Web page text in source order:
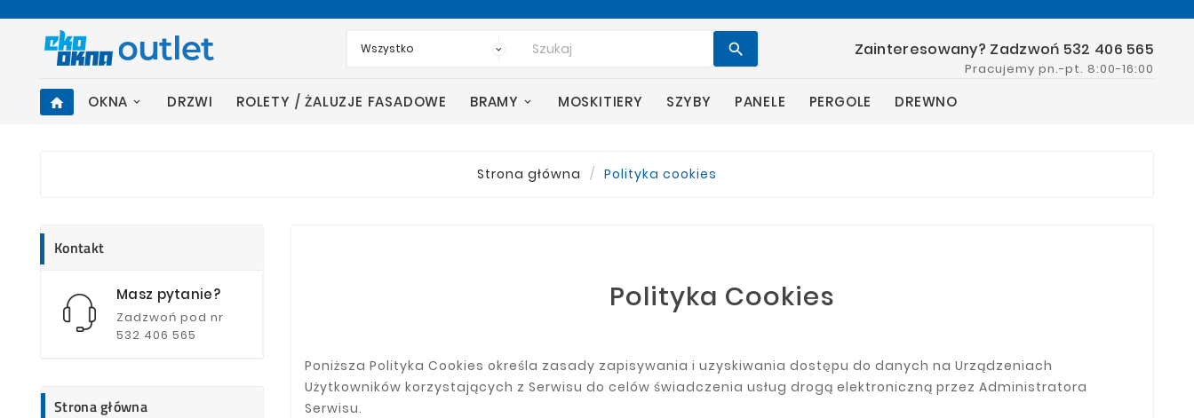
 Zainteresowany? Zadzwoń 532 406 565
Pracujemy pn.-pt. 8:00-16:00
home OKNA DRZWI ROLETY / ŻALUZJE FASADOWE BRAMY MOSKITIERY SZYBY PANELE PERGOLE DREWNO
Strona główna Polityka cookies
Kontakt
Masz pytanie?
Zadzwoń pod nr
532 406 565
Strona główna
Polityka Cookies
Poniższa Polityka Cookies określa zasady zapisywania i uzyskiwania dostępu do danych na Urządzeniach
Użytkowników korzystających z Serwisu do celów świadczenia usług drogą elektroniczną przez Administratora
Serwisu.